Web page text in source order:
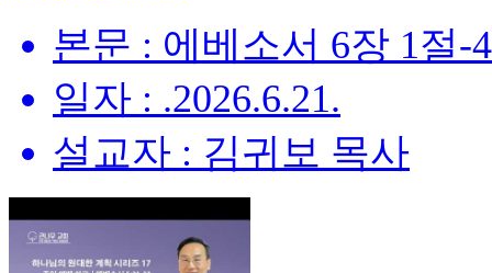
본문 : 에베소서 6장 1절-
일자 : .2026.6.21.
설교자 : 김귀보 목사